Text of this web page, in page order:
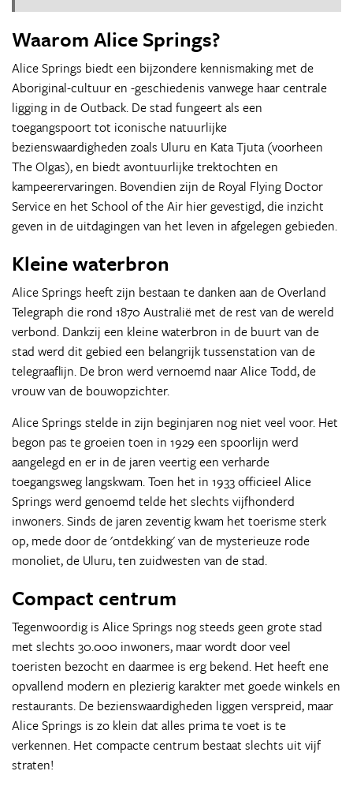
Waarom Alice Springs?
Alice Springs biedt een bijzondere kennismaking met de
Aboriginal-cultuur en -geschiedenis vanwege haar centrale
ligging in de Outback. De stad fungeert als een
toegangspoort tot iconische natuurlijke
bezienswaardigheden zoals Uluru en Kata Tjuta (voorheen
The Olgas), en biedt avontuurlijke trektochten en
kampeerervaringen. Bovendien zijn de Royal Flying Doctor
Service en het School of the Air hier gevestigd, die inzicht
geven in de uitdagingen van het leven in afgelegen gebieden.
Kleine waterbron
Alice Springs heeft zijn bestaan te danken aan de Overland
Telegraph die rond 1870 Australië met de rest van de wereld
verbond. Dankzij een kleine waterbron in de buurt van de
stad werd dit gebied een belangrijk tussenstation van de
telegraaflijn. De bron werd vernoemd naar Alice Todd, de
vrouw van de bouwopzichter.
Alice Springs stelde in zijn beginjaren nog niet veel voor. Het
begon pas te groeien toen in 1929 een spoorlijn werd
aangelegd en er in de jaren veertig een verharde
toegangsweg langskwam. Toen het in 1933 officieel Alice
Springs werd genoemd telde het slechts vijfhonderd
inwoners. Sinds de jaren zeventig kwam het toerisme sterk
op, mede door de 'ontdekking' van de mysterieuze rode
monoliet, de Uluru, ten zuidwesten van de stad.
Compact centrum
Tegenwoordig is Alice Springs nog steeds geen grote stad
met slechts 30.000 inwoners, maar wordt door veel
toeristen bezocht en daarmee is erg bekend. Het heeft ene
opvallend modern en plezierig karakter met goede winkels en
restaurants. De bezienswaardigheden liggen verspreid, maar
Alice Springs is zo klein dat alles prima te voet is te
verkennen. Het compacte centrum bestaat slechts uit vijf
straten!